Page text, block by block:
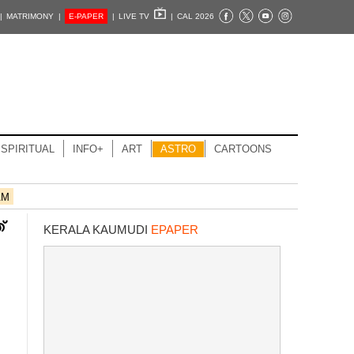
MATRIMONY | E-PAPER | LIVE TV | CAL 2026
SPIRITUAL INFO+ ART ASTRO CARTOONS
KERALA KAUMUDI EPAPER